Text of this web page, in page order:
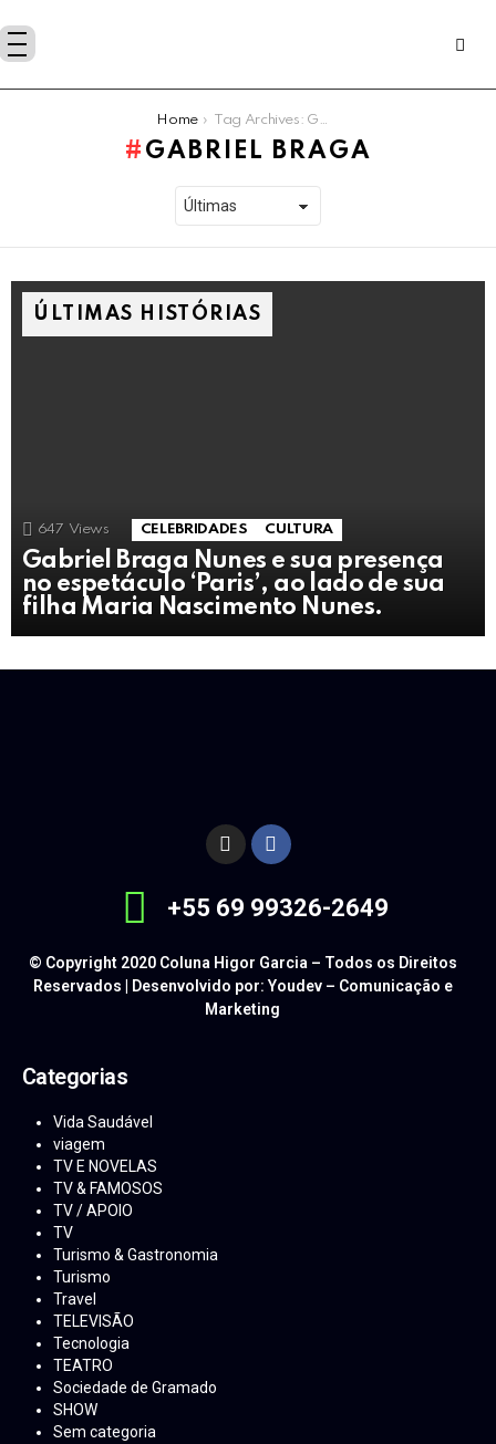
Home Tag Archives: Gabriel Braga
GABRIEL BRAGA
ÚLTIMAS HISTÓRIAS
647 Views CELEBRIDADES CULTURA
Gabriel Braga Nunes e sua presença
no espetáculo ‘Paris’, ao lado de sua
filha Maria Nascimento Nunes.
+55 69 99326-2649
© Copyright 2020 Coluna Higor Garcia – Todos os Direitos
Reservados | Desenvolvido por: Youdev – Comunicação e
Marketing
Categorias
Vida Saudável
viagem
TV E NOVELAS
TV & FAMOSOS
TV / APOIO
TV
Turismo & Gastronomia
Turismo
Travel
TELEVISÃO
Tecnologia
TEATRO
Sociedade de Gramado
SHOW
Sem categoria